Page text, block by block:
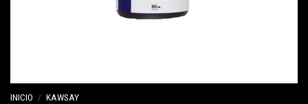
INICIO / KAWSAY